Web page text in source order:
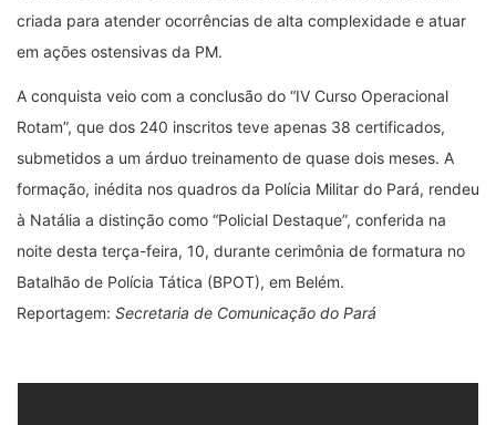
criada para atender ocorrências de alta complexidade e atuar
em ações ostensivas da PM.
A conquista veio com a conclusão do “IV Curso Operacional
Rotam”, que dos 240 inscritos teve apenas 38 certificados,
submetidos a um árduo treinamento de quase dois meses. A
formação, inédita nos quadros da Polícia Militar do Pará, rendeu
à Natália a distinção como “Policial Destaque”, conferida na
noite desta terça-feira, 10, durante cerimônia de formatura no
Batalhão de Polícia Tática (BPOT), em Belém.
Reportagem: Secretaria de Comunicação do Pará